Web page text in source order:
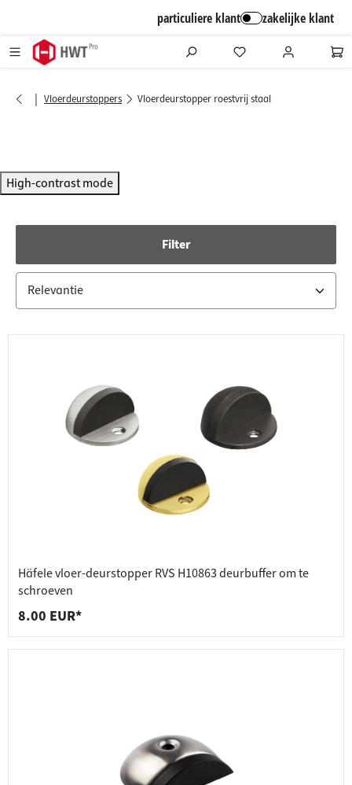
particuliere klant zakelijke klant
| Vloerdeurstoppers Vloerdeurstopper roestvrij staal
High-contrast mode
Filter
Häfele vloer-deurstopper RVS H10863 deurbuffer om te
schroeven
8.00 EUR*